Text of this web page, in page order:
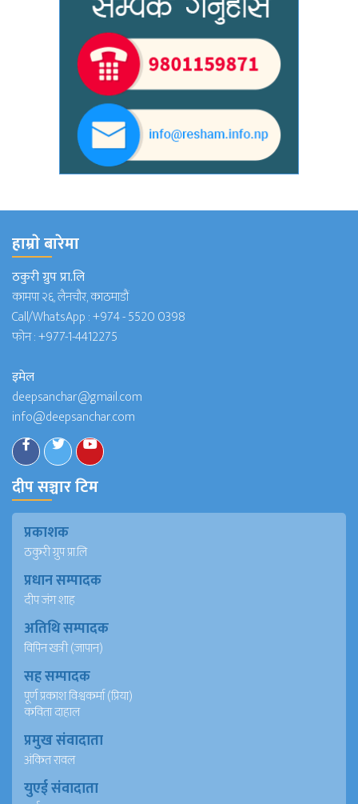
हाम्राे बारेमा
ठकुरी ग्रुप प्रा.लि
कामपा २६, लैनचौर, काठमाडौं
Call/WhatsApp :+974 - 5520 0398
फोन :+977-1-4412275
इमेल
deepsanchar@gmail.com
info@deepsanchar.com
दीप सञ्चार टिम
प्रकाशक
ठकुरी ग्रुप प्रा.लि
प्रधान सम्पादक
दीप जंग शाह
अतिथि सम्पादक
विपिन खत्री (जापान)
सह सम्पादक
पूर्ण प्रकाश विश्वकर्मा (प्रिया)
कविता दाहाल
प्रमुख संवादाता
अंकित रावल
युएई संवादाता